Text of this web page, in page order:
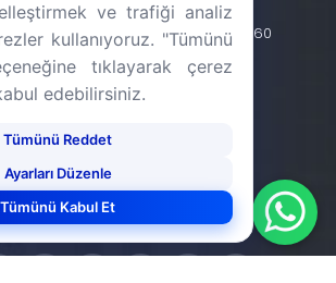
Temmuz Şehitler Cad. No: 14/12 34060
44
ve trafiği analiz
kullanıyoruz. "Tümünü
tıklayarak çerez
kabul edebilirsiniz.
Tümünü Reddet
Ayarları Düzenle
Tümünü Kabul Et